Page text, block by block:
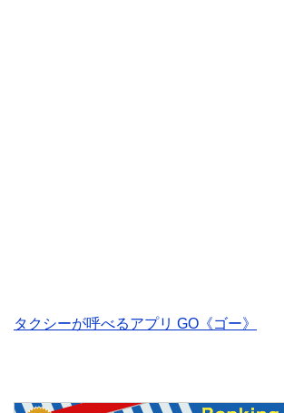
タクシーが呼べるアプリ GO《ゴー》